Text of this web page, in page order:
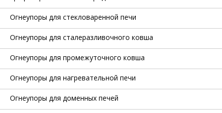
Огнеупоры для стекловаренной печи
Огнеупоры для сталеразливочного ковша
Огнеупоры для промежуточного ковша
Огнеупоры для нагревательной печи
Огнеупоры для доменных печей